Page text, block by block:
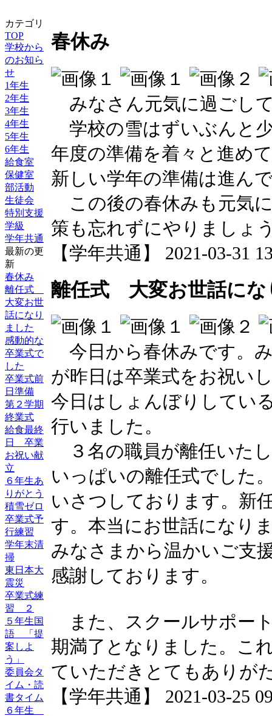
カテゴリ
TOP
学校から
のお知ら
せ
1年生
2年生
3年生
4年生
5年生
6年生
給食室
保健室
部活動
生徒会
特別支援
学級
学年共通
最新の更
新
春休み
離任式
大変お世
話になり
ました
感動的な
卒業式で
した
卒業式前
日準備
第２学期
終業式
給食最終
日 卒業
お祝い献
立
６年生あ
りがとう
積雪ゼロ
卒業式予
行練習
学年末清
掃
東日本大
震災
卒業式練
習 ２
５年生国
語 「提
案しよ
う」
委員会タ
イム・読
書タイム
６年生
春休み
みなさん元気に過ごし
学校の雪はずいぶんと
年度の準備を着々と進め
新しい学年の準備は進ん
この後の春休みも元気
策も忘れずにやりましょ
【学年共通】 2021-03-31
離任式 大変お世話にな
今日から春休みです。
が昨日は卒業式をお祝い
今日はしょんぼりしてい
行いました。
３名の職員が離任いた
いっぱいの離任式でした
いさつしております。新
す。本当にお世話になり
みなさまから温かいご支
感謝しております。
また、スクールサポー
期満了となりました。こ
ていただきとてもありが
【学年共通】 2021-03-25